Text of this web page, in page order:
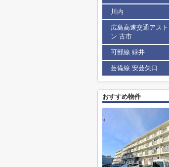
川内
広島高速交通アス
ン 古市
可部線 緑井
芸備線 安芸矢口
おすすめ物件